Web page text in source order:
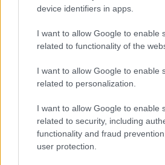
device identifiers in apps.
I want to allow Google to enable
related to functionality of the
I want to allow Google to enable
related to personalization.
I want to allow Google to enable
related to security, including
functionality and fraud
user protection.
περιορίζεται».
Ακολουθήστε τοinsider.gr στο
πρώτοι όλες τιςειδήσειςαπό την